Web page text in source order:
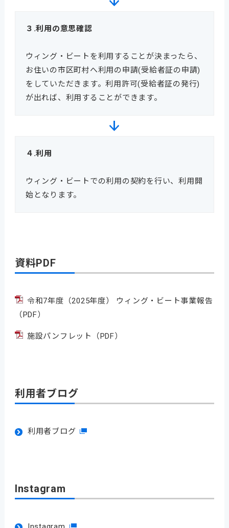
３.利用の意思確認
ウィング・ビートを利用することが決まったら、
お住いの市区町村へ利用の申請(受給者証の申請)
をしていただきます。利用許可(受給者証の発行)
が出れば、利用することができます。
４.利用
ウィング・ビートでの利用の契約を行い、利用開
始となります。
資料PDF
令和7年度（2025年度） ウィング・ビート事業報告
（PDF）
施設パンフレット （PDF）
利用者ブログ
利用者ブログ
Instagram